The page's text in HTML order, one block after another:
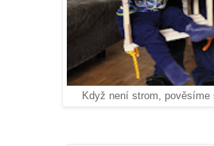
Když není strom, pověsíme